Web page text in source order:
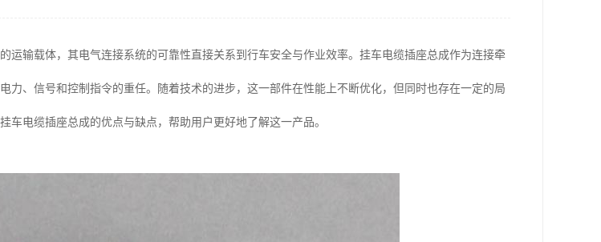
运输载体，其电气连接系统的可靠性直接关系到行车安全与作业效率。挂车电缆插座总成作为连接牵
力、信号和控制指令的重任。随着技术的进步，这一部件在性能上不断优化，但同时也存在一定的局
车电缆插座总成的优点与缺点，帮助用户更好地了解这一产品。